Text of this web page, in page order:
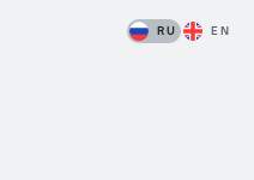
RU EN